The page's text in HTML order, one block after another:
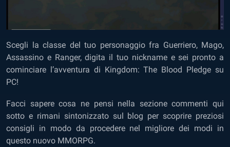
Scegli la classe del tuo personaggio fra Guerriero, Mago,
Assassino e Ranger, digita il tuo nickname e sei pronto a
cominciare l’avventura di Kingdom: The Blood Pledge su
PC!
Facci sapere cosa ne pensi nella sezione commenti qui
sotto e rimani sintonizzato sul blog per scoprire preziosi
consigli in modo da procedere nel migliore dei modi in
questo nuovo MMORPG.